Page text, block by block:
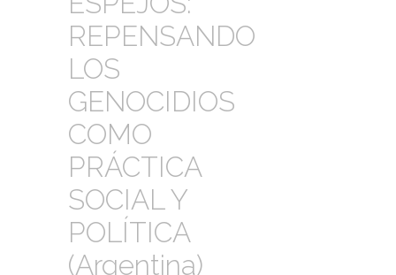
REPENSANDO
LOS
GENOCIDIOS
COMO
PRÁCTICA
SOCIAL Y
POLÍTICA
(Argentina)